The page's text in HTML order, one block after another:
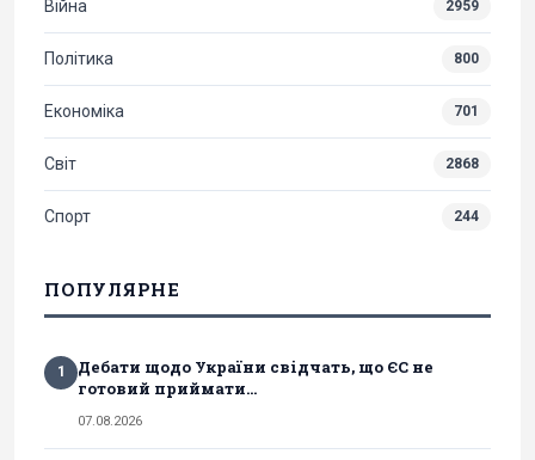
Війна 2959
Політика 800
Економіка 701
Світ 2868
Спорт 244
ПОПУЛЯРНЕ
1
Дебати щодо України свідчать, що ЄС не
готовий приймати...
07.08.2026